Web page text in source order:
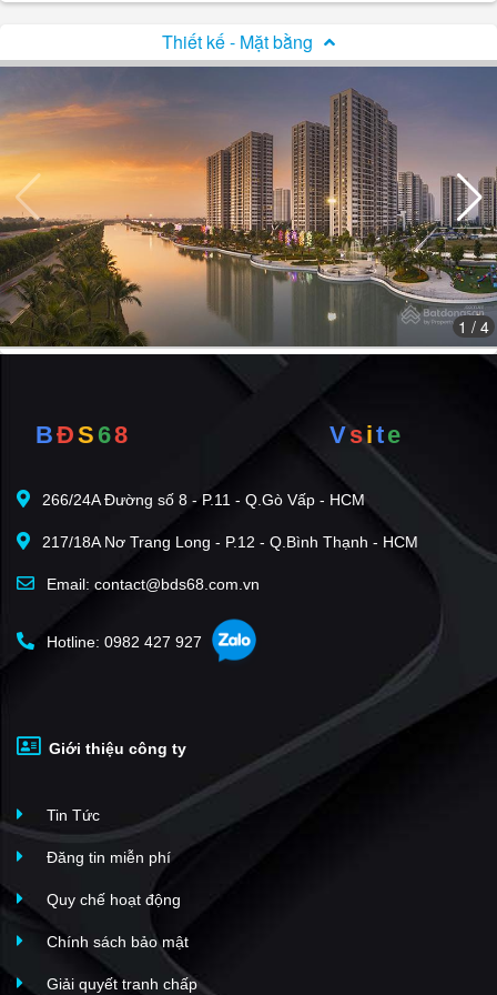
Thiết kế - Mặt bằng
1 / 4
BĐS68 Vsite
266/24A Đường số 8 - P.11 - Q.Gò Vấp - HCM
217/18A Nơ Trang Long - P.12 - Q.Bình Thạnh - HCM
Email: contact@bds68.com.vn
Hotline: 0982 427 927
Giới thiệu công ty
Tin Tức
Đăng tin miễn phí
Quy chế hoạt động
Chính sách bảo mật
Giải quyết tranh chấp